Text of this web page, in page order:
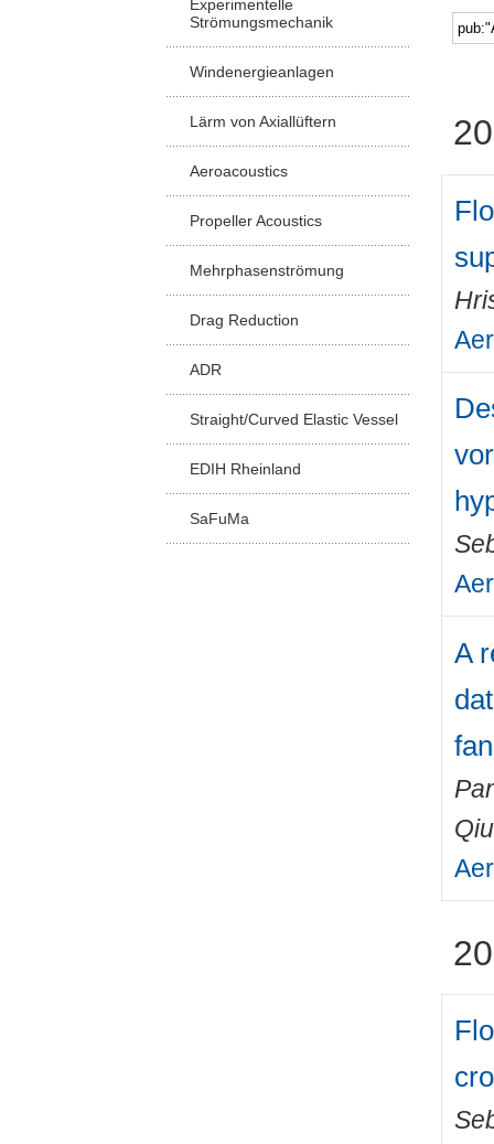
Experimentelle
Strömungsmechanik
Windenergieanlagen
Lärm von Axiallüftern
Aeroacoustics
Propeller Acoustics
Mehrphasenströmung
Drag Reduction
ADR
Straight/Curved Elastic Vessel
EDIH Rheinland
SaFuMa
A
fan